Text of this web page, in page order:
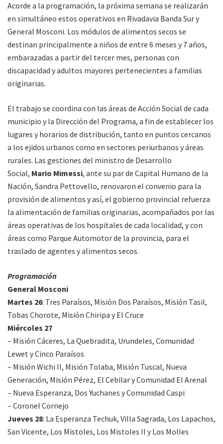
Acorde a la programación, la próxima semana se realizarán
en simultáneo estos operativos en Rivadavia Banda Sur y
General Mosconi. Los módulos de alimentos secos se
destinan principalmente a niños de entre 6 meses y 7 años,
embarazadas a partir del tercer mes, personas con
discapacidad y adultos mayores pertenecientes a familias
originarias.
El trabajo se coordina con las áreas de Acción Social de cada
municipio y la Dirección del Programa, a fin de establecer los
lugares y horarios de distribución, tanto en puntos cercanos
a los ejidos urbanos como en sectores periurbanos y áreas
rurales. Las gestiones del ministro de Desarrollo
Social, Mario Mimessi, ante su par de Capital Humano de la
Nación, Sandra Pettovello, renovaron el convenio para la
provisión de alimentos y así, el gobierno provincial refuerza
la alimentación de familias originarias, acompañados por las
áreas operativas de los hospitales de cada localidad, y con
áreas como Parque Automotor de la provincia, para el
traslado de agentes y alimentos secos.
Programación
General Mosconi
Martes 26: Tres Paraísos, Misión Dos Paraísos, Misión Tasil,
Tobas Chorote, Misión Chiripa y El Cruce
Miércoles 27
– Misión Cáceres, La Quebradita, Urundeles, Comunidad
Lewet y Cinco Paraísos
– Misión Wichi II, Misión Tolaba, Misión Tuscal, Nueva
Generación, Misión Pérez, El Cebilar y Comunidad El Arenal
– Nueva Esperanza, Dos Yuchanes y Comunidad Caspi
– Coronel Cornejo
Jueves 28: La Esperanza Techuk, Villa Sagrada, Los Lapachos,
San Vicente, Los Mistoles, Los Mistoles II y Los Molles